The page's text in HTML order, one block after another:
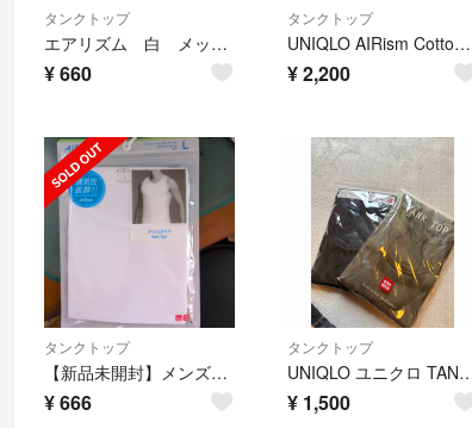
タンクトップ
エアリズム 白 メッシュタンクトップ sサイズ
¥660
タンクトップ
UNIQLO AIRism Cotton 新品紙タグ タンクトップ 4XL 2枚
¥2,200
タンクトップ
【新品未開封】メンズ エアリズム メッシュ タンクトップ Lサイズ
¥666
タンクトップ
UNIQLO ユニクロ TANK
¥ 1,500